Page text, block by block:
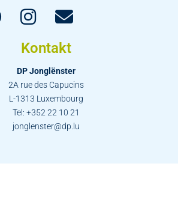
Kontakt
DP Jonglënster
2A rue des Capucins
L-1313 Luxembourg
Tel: +352 22 10 21
jonglenster@dp.lu